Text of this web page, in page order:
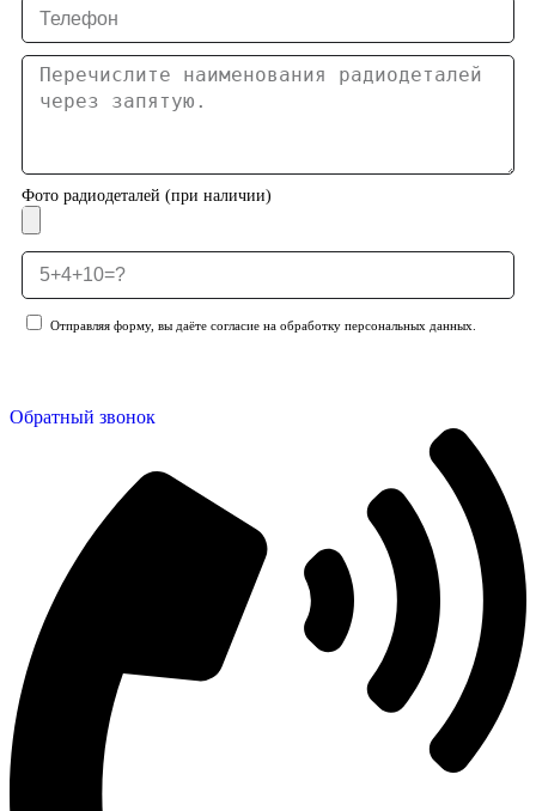
Фото радиодеталей (при наличии)
Отправляя форму, вы даёте согласие на обработку персональных данных.
Обратный звонок